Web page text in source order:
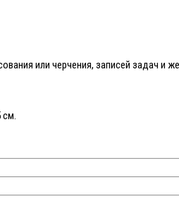
или черчения, записей задач и
см.